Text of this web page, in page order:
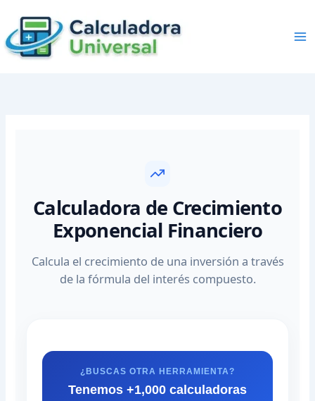
content
Calculadora de Crecimiento
Exponencial Financiero
Calcula el crecimiento de una inversión a través
de la fórmula del interés compuesto.
¿BUSCAS OTRA HERRAMIENTA?
Tenemos +1,000 calculadoras